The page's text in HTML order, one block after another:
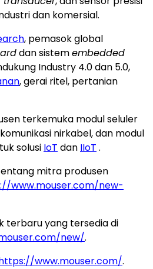
dan komersial.
, pemasok global
dan sistemembedded
Industry 4.0 dan 5.0,
, gerai ritel, pertanian
terkemuka modul seluler
nirkabel, dan modul
solusi IoT dan IIoT .
mitra produsen
www.mouser.com/new-
terbaru yang tersedia di
new/.
www.mouser.com/.